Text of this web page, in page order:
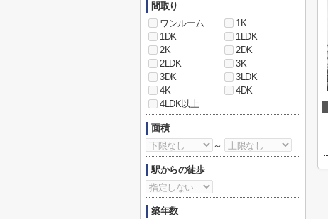
間取り
ワンルーム
1K
1DK
1LDK
2K
2DK
2LDK
3K
3DK
3LDK
4K
4DK
4LDK以上
面積
～
駅からの徒歩
築年数